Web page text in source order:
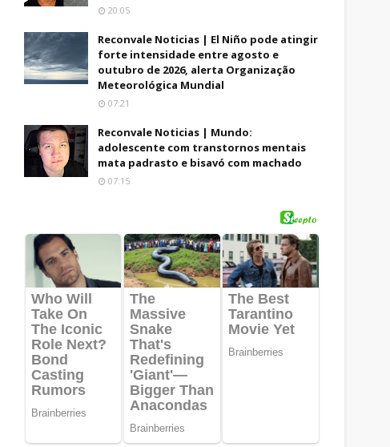
20:05
Reconvale Noticias | El Niño pode atingir
forte intensidade entre agosto e
outubro de 2026, alerta Organização
Meteorológica Mundial
07:21
Reconvale Noticias | Mundo:
adolescente com transtornos mentais
mata padrasto e bisavó com machado
07:15